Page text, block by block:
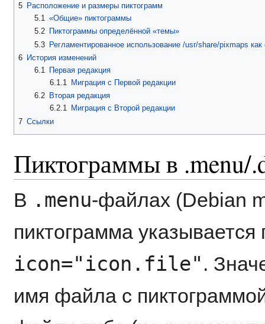
5 Расположение и размеры пиктограмм
5.1
«Общие» пиктограммы
5.2
Пиктограммы определённой «темы»
5.3 Регламентированное использование /usr/share/pixmaps как
6 История изменений
6.1
Первая редакция
6.1.1
Миграция с Первой редакции
6.2
Вторая редакция
6.2.1 Миграция с Второй редакции
7 Ссылки
Пиктограммы в .menu/
В .menu-файлах (Debian
пиктограмма
icon="icon.file" .
имя файла с